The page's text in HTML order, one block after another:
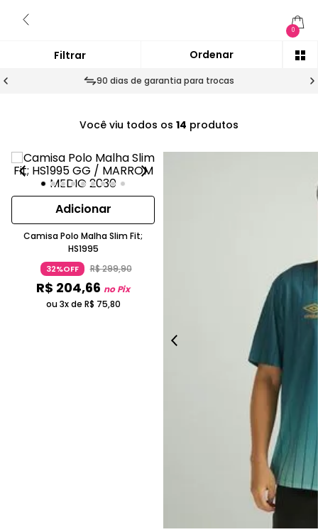
0
90 dias de garantia para trocas
Você viu todos os 14 produtos
Adicionar
Camisa Polo Malha Slim Fit;
HS1995
32%OFF R$299,90
R$ 204,66 no Pix
ou 3x de R$ 75,80